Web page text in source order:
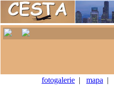
fotogalerie | mapa |